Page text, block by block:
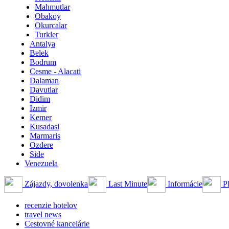
Mahmutlar
Obakoy
Okurcalar
Turkler
Antalya
Belek
Bodrum
Cesme - Alacati
Dalaman
Davutlar
Didim
Izmir
Kemer
Kusadasi
Marmaris
Ozdere
Side
Venezuela
Zájazdy, dovolenka Last Minute Informácie
recenzie hotelov
travel news
Cestovné kancelárie